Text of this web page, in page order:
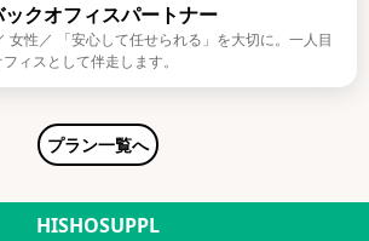
クオフィスパートナー
女性／ 「安心して任せられる」を大切に。一人目
ィスとして伴走します。
プラン一覧へ
HISHOSUPPL